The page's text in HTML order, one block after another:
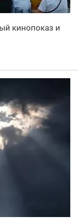
кинопоказ и